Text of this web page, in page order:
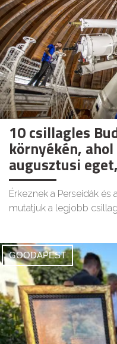
10 csillagles
környékén,
augusztusi
Érkeznek a Perseidák
mutatjuk a legjobb
GOODAPEST